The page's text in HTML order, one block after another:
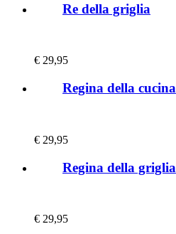
Re della griglia
€ 29,95
Regina della cucina
€ 29,95
Regina della griglia
€ 29,95